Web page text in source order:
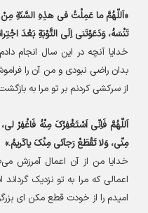
اَللّهُمَّ ما عَمِلْتُ فى هذِهِ السَّنَةِ مِنْ
تَنْسَهُ، وَدَعَوْتَنى اِلَى التَّوْبَةِ بَعْدَ
خدایا آنچه در این سال انجام
بدان راضى نبودى و من آن را
از سرکشی کردنم بر تو مرا به
اَللّهُمَّ فَاِنّى اَسْتَغْفِرُکَ مِنْهُ فَاغْفِرْ
مِنّى، وَلا تَقْطَعْ رَجآئى مِنْکَ یاکَریمُ.»
خدایا من از آن اعمال آمرزش
اعمالى که مرا به تو نزدیک
امیدم را از خودت قطع مکن اى بزرگوار